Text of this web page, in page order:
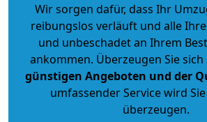
Wir sorgen dafür, dass Ihr
reibungslos verläuft und alle
und unbeschadet an Ihrem
ankommen. Überzeugen Sie
günstigen Angeboten und der
umfassender Service wird
überzeugen.